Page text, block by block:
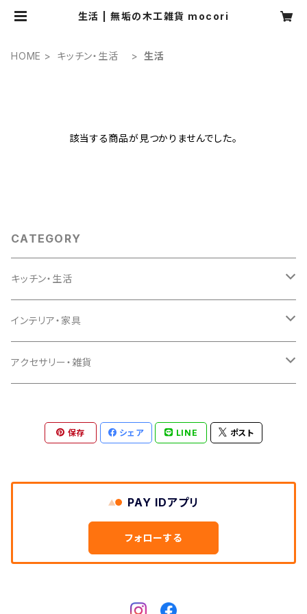
生活 | 無垢の木工雑貨 mocori
HOME キッチン・生活 生活
該当する商品が見つかりませんでした。
CATEGORY
キッチン・生活
キッチン
生活
インテリア・家具
インテリア
アクセサリー・雑貨
保存 シェア LINE ポスト
PAY IDアプリ
フォローする